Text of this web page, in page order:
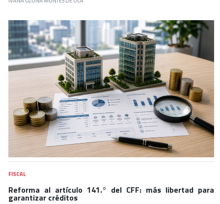
FISCAL
Reforma al artículo 141.° del CFF: más libertad para
garantizar créditos